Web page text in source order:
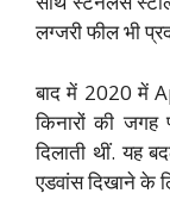
लग्जरी फील भी
बाद में 2020 में
किनारों की
दिलाती थीं. यह
एडवांस दिखाने के